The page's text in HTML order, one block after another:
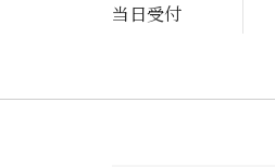
当日受付